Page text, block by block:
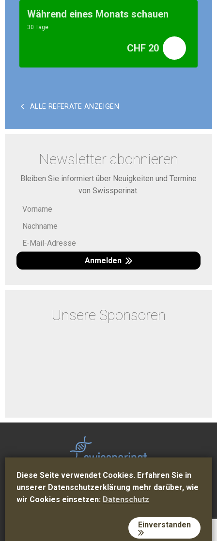
Während eines Monats schauen
30 Tage
CHF 20
ALLE REFERATE ANZEIGEN
Newsletter abonnieren
Bleiben Sie informiert über Neuigkeiten und Termine
von Swissperinat.
Anmelden
Unsere Sponsoren
Kontakt Über uns
Impressum
Datenschutz
AGB
© 2026 Swissperinat
Concept © GABRIEL DESIGN
216.73.216.222
Diese Seite verwendet Cookies. Erfahren Sie in
unserer Datenschutzerklärung mehr darüber, wie
wir Cookies einsetzen: Datenschutz
Einverstanden